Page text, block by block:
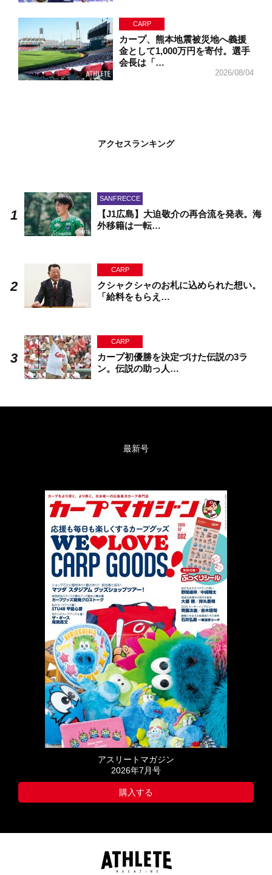
CARP
カープ、熊本地震被災地へ義援
金として1,000万円を寄付。選手
会長は「…
2026/08/04
アクセスランキング
SANFRECCE
【J1広島】大迫敬介の再合流を発表。海
外移籍は一転…
CARP
クシャクシャのお札に込められた想い。
「給料をもらえ…
CARP
カープ初優勝を決定づけた伝説の3ラ
ン。伝説の助っ人…
最新号
アスリートマガジン
2026年7月号
購入する